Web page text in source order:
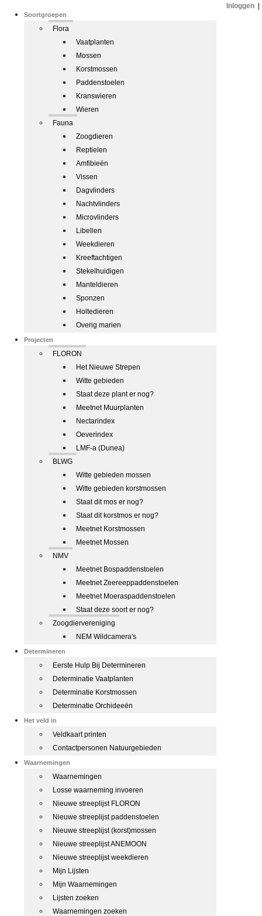
Soortgroepen
Flora
Vaatplanten
Mossen
Korstmossen
Paddenstoelen
Kranswieren
Wieren
Fauna
Zoogdieren
Reptielen
Amfibieën
Vissen
Dagvlinders
Nachtvlinders
Microvlinders
Libellen
Weekdieren
Kreeftachtigen
Stekelhuidigen
Manteldieren
Sponzen
Holtedieren
Overig marien
Projecten
FLORON
Het Nieuwe Strepen
Witte gebieden
Staat deze plant er nog?
Meetnet Muurplanten
Nectarindex
Oeverindex
LMF-a (Dunea)
BLWG
Witte gebieden mossen
Witte gebieden korstmossen
Staat dit mos er nog?
Staat dit korstmos er nog?
Meetnet Korstmossen
Meetnet Mossen
NMV
Meetnet Bospaddenstoelen
Meetnet Zeereeppaddenstoelen
Meetnet Moeraspaddenstoelen
Staat deze soort er nog?
Zoogdiervereniging
NEM Wildcamera's
Determineren
Eerste Hulp Bij Determineren
Determinatie Vaatplanten
Determinatie Korstmossen
Determinatie Orchideeën
Het veld in
Veldkaart printen
Contactpersonen Natuurgebieden
Waarnemingen
Waarnemingen
Losse waarneming invoeren
Nieuwe streeplijst FLORON
Nieuwe streeplijst paddenstoelen
Nieuwe streeplijst (korst)mossen
Nieuwe streeplijst ANEMOON
Nieuwe streeplijst weekdieren
Mijn Lijsten
Mijn Waarnemingen
Lijsten zoeken
Waarnemingen zoeken
Inloggen